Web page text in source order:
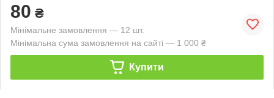
80 ₴
Мінімальне замовлення — 12 шт.
Мінімальна сума замовлення на сайті — 1 000 ₴
Купити